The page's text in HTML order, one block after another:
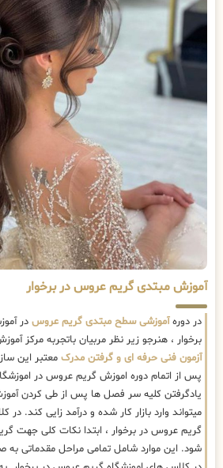
آموزش مبتدی گریم عروس در برخوار
در دورهآموزشی سطح مبتدی گریم عروس در
برخوار ، هنرجو زیر نظر مربیان باتجربه مرکز
آزمون فنی حرفه ای و گرفتن مدرک معتبر این
پس از اتمام دوره اموزش گریم عروس در
یادگرفتن کلیه سر فصل ها پس از طی کردن
میتواند وارد بازار کار شده و درآمد زایی کند.
گریم عروس در برخوار ، ابتدا نکات کلی جهت
شود. این موارد شامل تمامی مراحل مقدماتی به